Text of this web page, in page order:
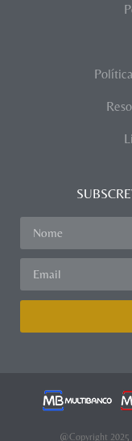
@Copyright 2025